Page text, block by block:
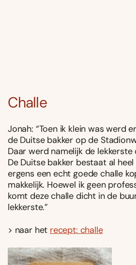
Challe
Jonah: “Toen ik klein was werd
de Duitse bakker op de
Daar werd namelijk de lekkerste
De Duitse bakker bestaat al
ergens een echt goede challe
makkelijk. Hoewel ik geen
komt deze challe dicht in de
lekkerste.”
> naar het recept: challe